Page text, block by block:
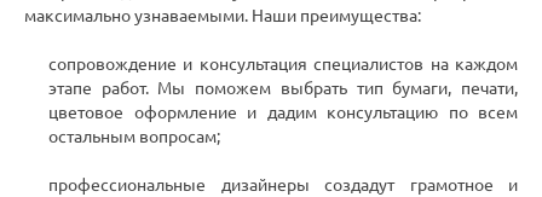
максимально узнаваемыми. Наши преимущества:
сопровождение и консультация специалистов на каждом
этапе работ. Мы поможем выбрать тип бумаги, печати,
цветовое оформление и дадим консультацию по всем
остальным вопросам;
профессиональные дизайнеры создадут грамотное и